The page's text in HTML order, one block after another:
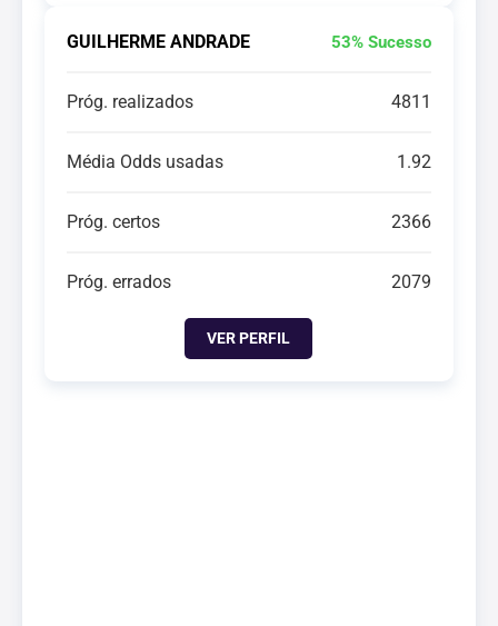
GUILHERME ANDRADE 53% Sucesso
Próg. realizados 4811
Média Odds usadas 1.92
Próg. certos 2366
Próg. errados 2079
VER PERFIL